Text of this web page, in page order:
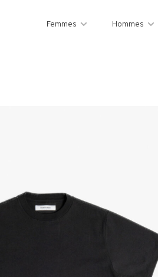
Femmes Hommes